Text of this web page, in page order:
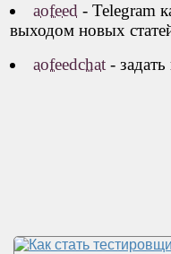
aofeed - Telegram
выходом новых
aofeedchat -